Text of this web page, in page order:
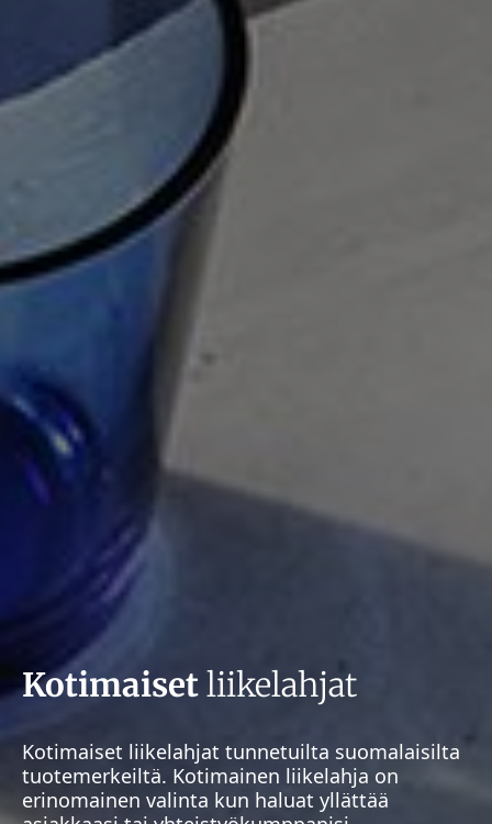
Kotimaisetliikelahjat
Kotimaiset liikelahjat tunnetuilta suomalaisilta
tuotemerkeiltä. Kotimainen liikelahja on
erinomainen valinta kun haluat yllättää